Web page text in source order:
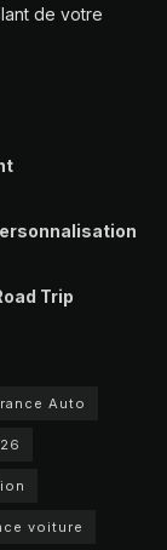
de votre
Trip
Auto
voiture